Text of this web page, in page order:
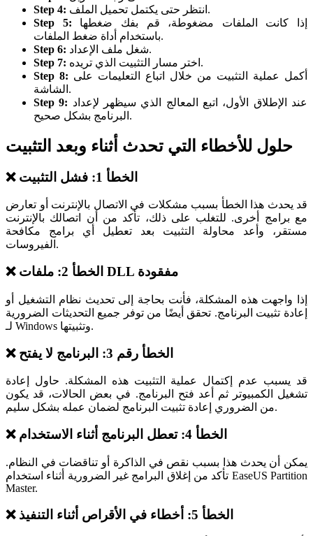
Step 4:
انتظر حتى يكتمل تحميل الملف.
Step 5:
باستخدام أداة ضغط الملفات.
Step 6:
شغل ملف الإعداد.
Step 7:
اختر مسار التثبيت الذي تريده.
Step 8:
الشاشة.
Step 9:
البرنامج بشكل صحيح.
حلول للأخطاء التي تحدث أثناء وبعد التثبيت
❌ الخطأ 1: فشل التثبيت
قد يحدث هذا الخطأ بسبب مشكلات في الاتصال بالإنترنت أو تعارض
مع برامج أخرى. للتغلب على ذلك، تأكد من أن اتصالك بالإنترنت
مستقر، وأعد محاولة التثبيت بعد تعطيل أي برامج مكافحة
الفيروسات.
❌ الخطأ 2: ملفات DLL مفقودة
إذا واجهت هذه المشكلة، فأنت بحاجة إلى تحديث نظام التشغيل أو
إعادة تثبيت البرنامج. تحقق أيضًا من توفر جميع التحديثات الضرورية
لـ Windows وتثبيتها.
❌ الخطأ رقم 3: البرنامج لا يفتح
قد يسبب عدم إكتمال عملية التثبيت هذه المشكلة. حاول إعادة
تشغيل الكمبيوتر ثم أعد فتح البرنامج. في بعض الحالات، قد يكون
من الضروري إعادة تثبيت البرنامج لضمان عمله بشكل سليم.
❌ الخطأ 4: تعطل البرنامج أثناء الاستخدام
يمكن أن يحدث هذا بسبب نقص في الذاكرة أو تناقضات في النظام.
تأكد من إغلاق البرامج غير الضرورية أثناء استخدام EaseUS Partition
Master.
❌ الخطأ 5: أخطاء في الأقراص أثناء التنفيذ